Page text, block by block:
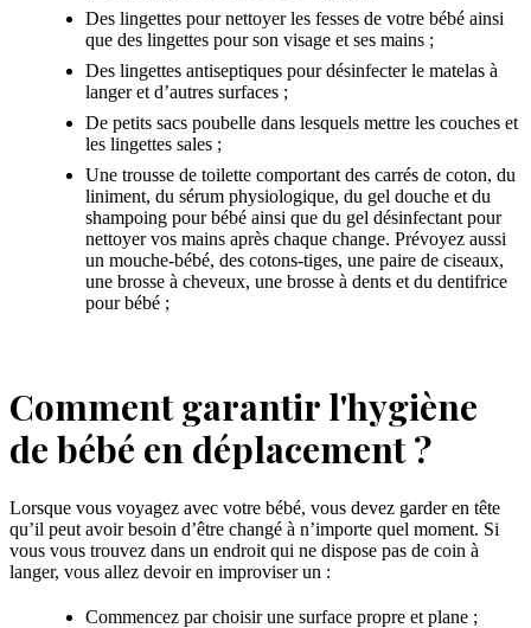
Des lingettes pour nettoyer les fesses de votre bébé ainsi
que des lingettes pour son visage et ses mains ;
Des lingettes antiseptiques pour désinfecter le matelas à
langer et d’autres surfaces ;
De petits sacs poubelle dans lesquels mettre les couches et
les lingettes sales ;
Une trousse de toilette comportant des carrés de coton, du
liniment, du sérum physiologique, du gel douche et du
shampoing pour bébé ainsi que du gel désinfectant pour
nettoyer vos mains après chaque change. Prévoyez aussi
un mouche-bébé, des cotons-tiges, une paire de ciseaux,
une brosse à cheveux, une brosse à dents et du dentifrice
pour bébé ;
Comment garantir l'hygiène
de bébé en déplacement ?
Lorsque vous voyagez avec votre bébé, vous devez garder en tête
qu’il peut avoir besoin d’être changé à n’importe quel moment. Si
vous vous trouvez dans un endroit qui ne dispose pas de coin à
langer, vous allez devoir en improviser un :
Commencez par choisir une surface propre et plane ;